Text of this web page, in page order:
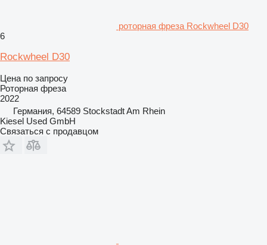
роторная фреза Rockwheel D30
6
Rockwheel D30
Цена по запросу
Роторная фреза
2022
Германия, 64589 Stockstadt Am Rhein
Kiesel Used GmbH
Связаться с продавцом